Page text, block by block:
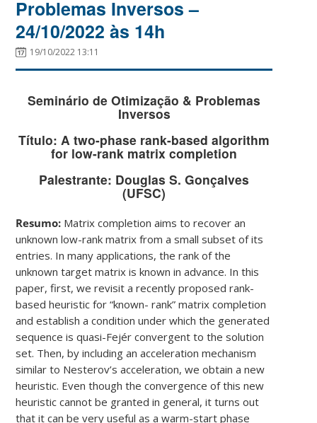
Problemas Inversos –
24/10/2022 às 14h
19/10/2022 13:11
Seminário de Otimização & Problemas
Inversos
Título: A two-phase rank-based algorithm
for low-rank matrix completion
Palestrante: Douglas S. Gonçalves
(UFSC)
Resumo: Matrix completion aims to recover an
unknown low-rank matrix from a small subset of its
entries. In many applications, the rank of the
unknown target matrix is known in advance. In this
paper, first, we revisit a recently proposed rank-
based heuristic for “known- rank” matrix completion
and establish a condition under which the generated
sequence is quasi-Fejér convergent to the solution
set. Then, by including an acceleration mechanism
similar to Nesterov’s acceleration, we obtain a new
heuristic. Even though the convergence of this new
heuristic cannot be granted in general, it turns out
that it can be very useful as a warm-start phase